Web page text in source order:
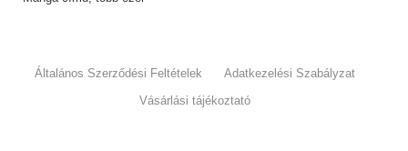
Általános Szerződési Feltételek
Adatkezelési Szabályzat
Vásárlási tájékoztató